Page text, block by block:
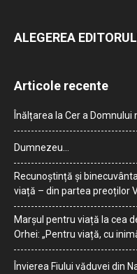
ALEGEREA
Articole recente
Înălțarea la Cer a Domnului
Dumnezeu…
Recunoștință și
viață – din partea preoților
Marșul pentru viață la cea
Orhei: „Pentru viață, cu
Învierea Fiului văduvei din